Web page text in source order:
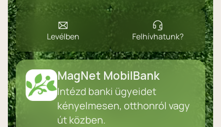
Levélben Felhívhatunk?
MagNet MobilBank
Intézd banki ügyeidet
kényelmesen, otthonról vagy
út közben.